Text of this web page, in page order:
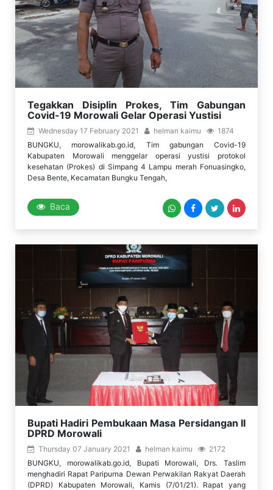
Tegakkan Disiplin Prokes, Tim Gabungan
Covid-19 Morowali Gelar Operasi Yustisi
Wednesday 17 February 2021 helman kaimu
1874
BUNGKU, morowalikab.go.id, Tim gabungan Covid-19
Kabupaten Morowali menggelar operasi yustisi protokol
kesehatan (Prokes) di Simpang 4 Lampu merah Fonuasingko,
Desa Bente, Kecamatan Bungku Tengah,
Baca
Bupati Hadiri Pembukaan Masa Persidangan II
DPRD Morowali
Thursday 07 January 2021 helman kaimu
2172
BUNGKU, morowalikab.go.id, Bupati Morowali, Drs. Taslim
menghadiri Rapat Paripurna Dewan Perwakilan Rakyat Daerah
(DPRD) Kabupaten Morowali, Kamis (7/01/21). Rapat yang